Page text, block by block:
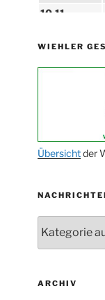
10.11.
14.11.
15.11.
29.11.
06.12.
24.09. bis
10.12.
WIEHLER
Übersichtder
ARCHIV